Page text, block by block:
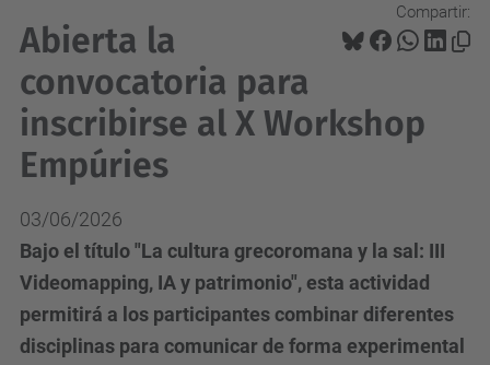
Compartir:
Abierta la
convocatoria para
inscribirse al X Workshop
Empúries
03/06/2026
Bajo el título "La cultura grecoromana y la sal: III
Videomapping, IA y patrimonio", esta actividad
permitirá a los participantes combinar diferentes
disciplinas para comunicar de forma experimental